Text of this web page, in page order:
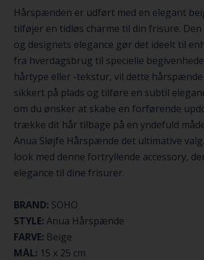
Hårspænden er udført med en elegant
tilføjer en tidløs charme til din frisure.
og designets elegance gør det ideelt til
fra hverdagsbrug til specielle
hårtype eller -tekstur, vil dette
sikkert på plads og tilføre en subtil
om du ønsker at skabe en forførende
trække dit hår tilbage på en yndefuld
Anua Sløjfe Hårspænde det ultimative
look med denne fortryllende accessory,
elegance til dine frisurer.
BRAND: SOHO
STYLE: Anua Hårspænde
FARVE: Beige
MÅL: 15 x 25 cm